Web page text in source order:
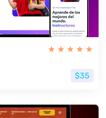
$35